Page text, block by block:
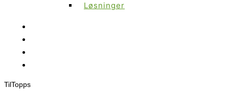
Løsninger
TilTopps